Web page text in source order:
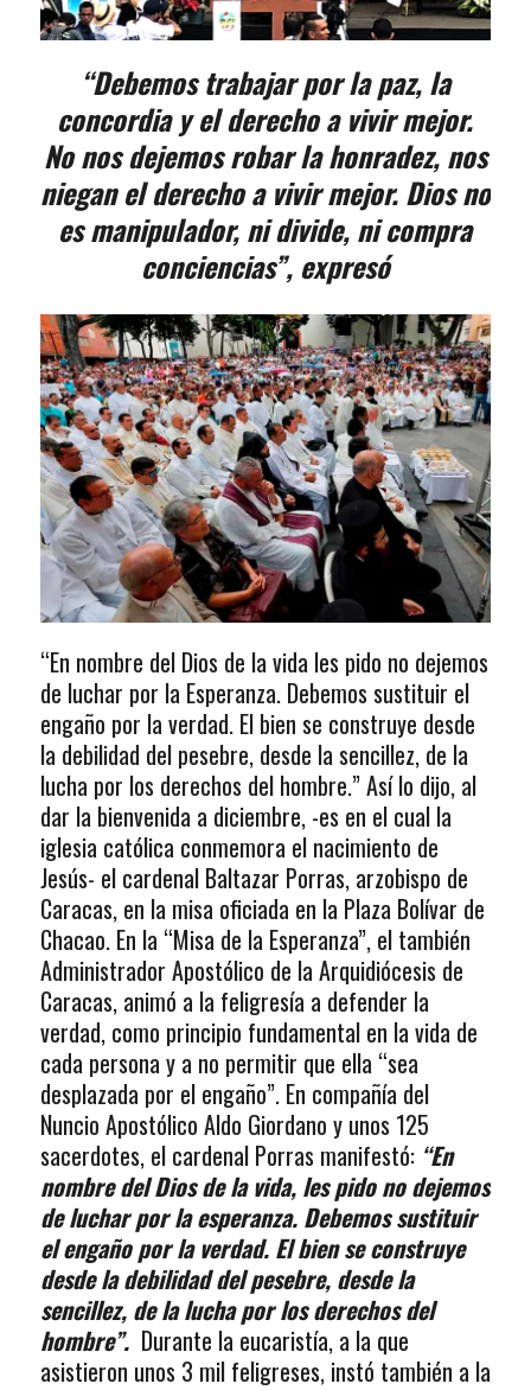
“Debemos trabajar por la paz, la
concordia y el derecho a vivir mejor.
No nos dejemos robar la honradez, nos
niegan el derecho a vivir mejor. Dios no
es manipulador, ni divide, ni compra
conciencias”, expresó
“En nombre del Dios de la vida les pido no dejemos
de luchar por la Esperanza. Debemos sustituir el
engaño por la verdad. El bien se construye desde
la debilidad del pesebre, desde la sencillez, de la
lucha por los derechos del hombre.” Así lo dijo, al
dar la bienvenida a diciembre, -es en el cual la
iglesia católica conmemora el nacimiento de
Jesús- el cardenal Baltazar Porras, arzobispo de
Caracas, en la misa oficiada en la Plaza Bolívar de
Chacao. En la “Misa de la Esperanza”, el también
Administrador Apostólico de la Arquidiócesis de
Caracas, animó a la feligresía a defender la
verdad, como principio fundamental en la vida de
cada persona y a no permitir que ella “sea
desplazada por el engaño”. En compañía del
Nuncio Apostólico Aldo Giordano y unos 125
sacerdotes, el cardenal Porras manifestó: “En
nombre del Dios de la vida, les pido no dejemos
de luchar por la esperanza. Debemos sustituir
el engaño por la verdad. El bien se construye
desde la debilidad del pesebre, desde la
sencillez, de la lucha por los derechos del
hombre”.Durante la eucaristía, a la que
asistieron unos 3 mil feligreses, instó también a la